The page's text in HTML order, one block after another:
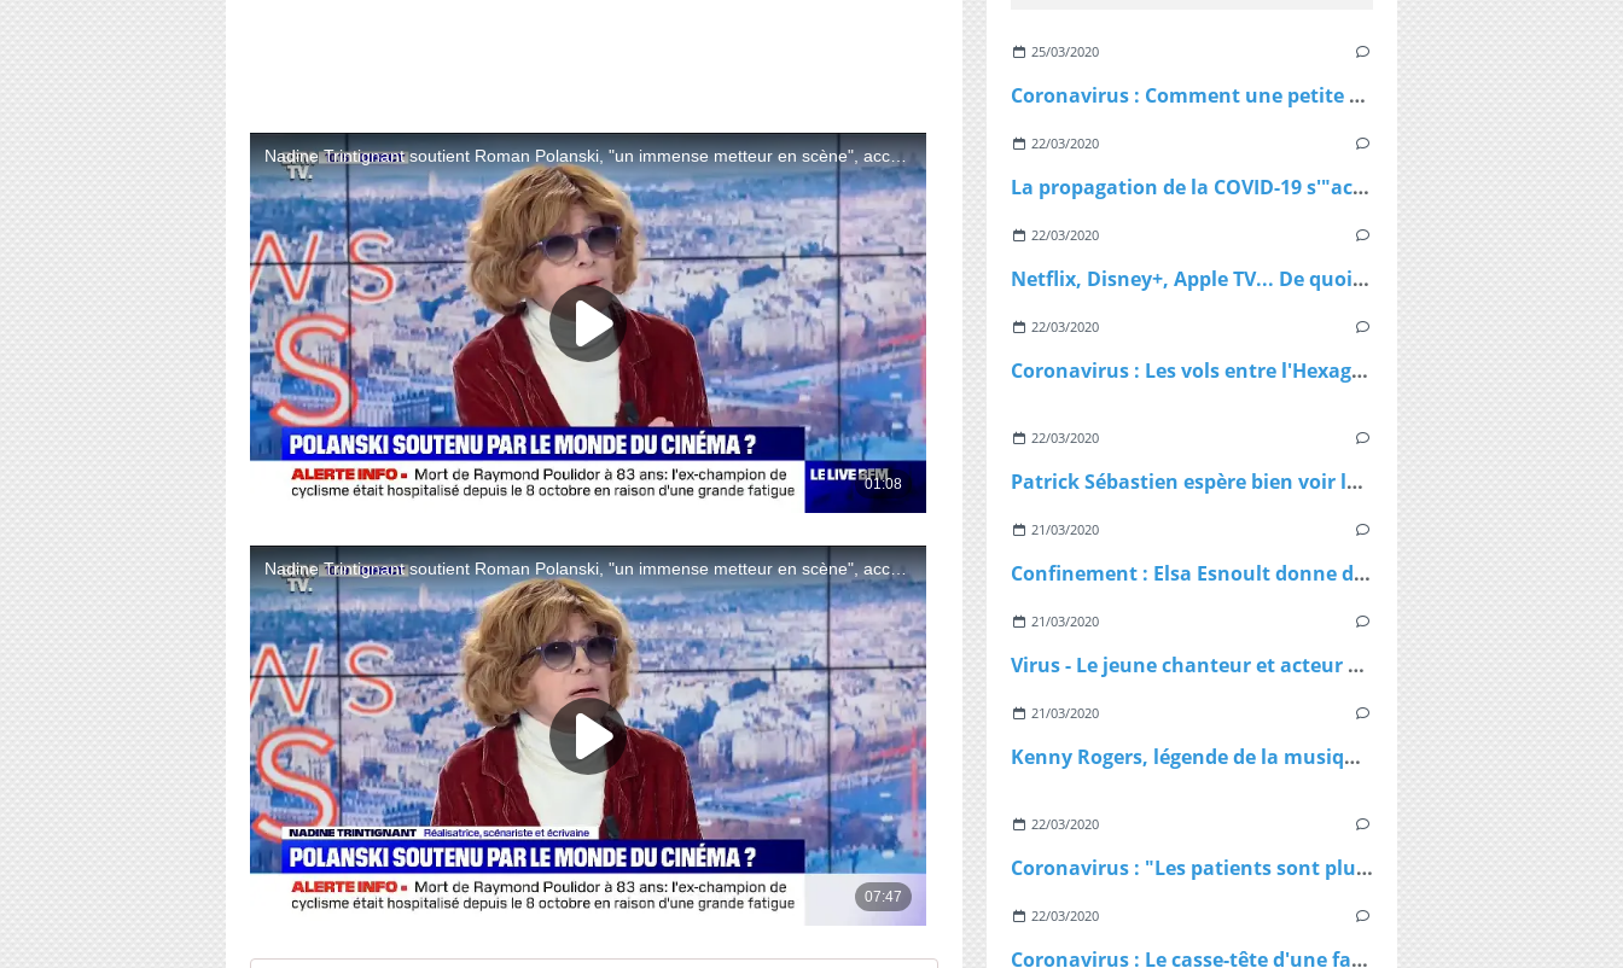
25/03/2020
Coronavirus : Comment une petite station de ski autrichienne a accéléré la propagation du virus
22/03/2020
La propagation de la COVID-19 s'"accélère" au Royaume-Uni
22/03/2020
Netflix, Disney+, Apple TV... De quoi passer du bon temps pendant le confinement
22/03/2020
Coronavirus : Les vols entre l'Hexagone et l'Outre-Mer interdits dès lundi
22/03/2020
Patrick Sébastien espère bien voir le bout du tunnel
21/03/2020
Confinement : Elsa Esnoult donne de ses nouvelles dans une longue vidéo Facebook Live
21/03/2020
Virus - Le jeune chanteur et acteur Lenni Kim annonce être positif au coronavirus ainsi que sa maman après un test fait au Canada
21/03/2020
Kenny Rogers, légende de la musique country, est décédé à 81 ans
22/03/2020
Coronavirus : "Les patients sont plus jeunes que ce qu'on nous avait dit", affirme Patrick Pelloux
22/03/2020
Coronavirus : Le casse-tête d'une famille confinée dans un petit appartement